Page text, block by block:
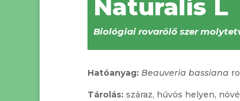
Naturalis L
Biológiai rovarölő szer
Hatóanyag: Beauveria bassiana
Tárolás:száraz, hűvös helyen,